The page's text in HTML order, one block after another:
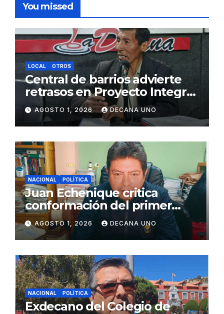
You missed
LOCAL OTROS
Central de barrios advierte
retrasos en Proyecto Integral
de Agua y Alcantarillado para
Juliaca
AGOSTO 1, 2026 DECANA UNO
NACIONAL POLÍTICA
Juan Echenique critica
conformación del primer
gabinete ministerial de Keiko
Fujimori
AGOSTO 1, 2026 DECANA UNO
NACIONAL POLÍTICA
Exdecano del Colegio de